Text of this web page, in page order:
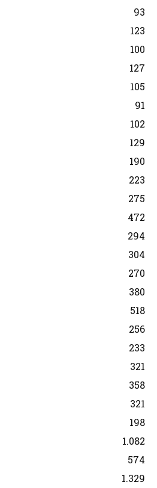
93
123
100
127
105
91
102
129
190
223
275
472
294
304
270
380
518
256
233
321
358
321
198
1.082
574
1.329